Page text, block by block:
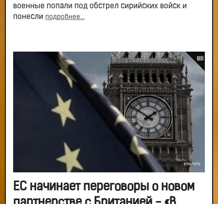
военные попали под обстрел сирийских войск и
понесли подробнее...
ЕС начинает переговоры о новом